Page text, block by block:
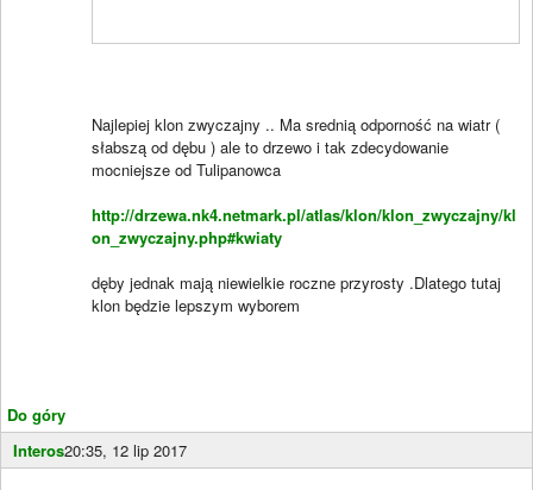
Do góry
Najlepiej klon zwyczajny .. Ma srednią odporność na wiatr (
słabszą od dębu ) ale to drzewo i tak zdecydowanie
mocniejsze od Tulipanowca
http://drzewa.nk4.netmark.pl/atlas/klon/klon_zwyczajny/kl
on_zwyczajny.php#kwiaty
dęby jednak mają niewielkie roczne przyrosty .Dlatego tutaj
klon będzie lepszym wyborem
Interos20:35, 12 lip 2017